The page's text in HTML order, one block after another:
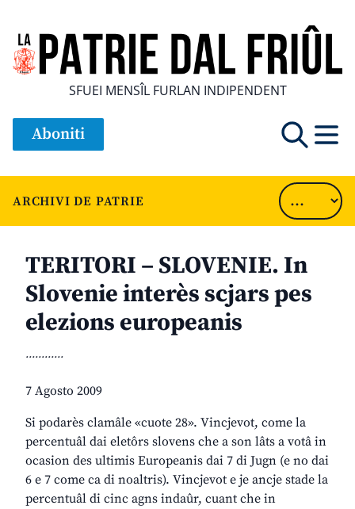
SFUEI MENSÎL FURLAN INDIPENDENT
Aboniti
ARCHIVI DE PATRIE
TERITORI – SLOVENIE. In
Slovenie interès scjars pes
elezions europeanis
............
7 Agosto 2009
Si podarès clamâle «cuote 28». Vincjevot, come la
percentuâl dai eletôrs slovens che a son lâts a votâ in
ocasion des ultimis Europeanis dai 7 di Jugn (e no dai
6 e 7 come ca di noaltris). Vincjevot e je ancje stade la
percentuâl di cinc agns indaûr, cuant che in